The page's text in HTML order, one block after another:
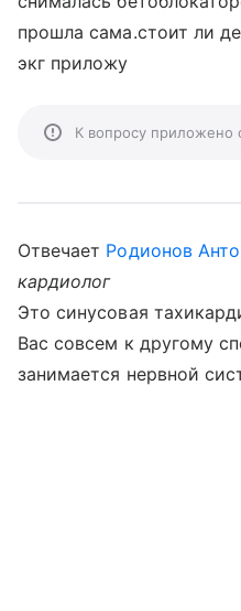
прошла сама.стоит ли
экг приложу
К вопросу приложено
Отвечает Родионов
кардиолог
Это синусовая
Вас совсем к другому
занимается нервной